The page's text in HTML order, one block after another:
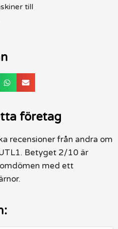
till
företag
recensioner från andra om
Betyget 2/10 är
med ett